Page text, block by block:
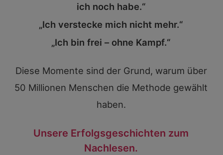
ich noch habe.“
„Ich verstecke mich nicht mehr.“
„Ich bin frei – ohne Kampf.“
Diese Momente sind der Grund, warum über
50 Millionen Menschen die Methode gewählt
haben.
Unsere Erfolgsgeschichten zum
Nachlesen.